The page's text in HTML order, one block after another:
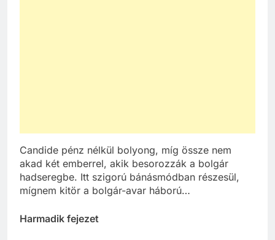
Candide pénz nélkül bolyong, míg össze nem
akad két emberrel, akik besorozzák a bolgár
hadseregbe. Itt szigorú bánásmódban részesül,
mígnem kitör a bolgár-avar háború…
Harmadik fejezet